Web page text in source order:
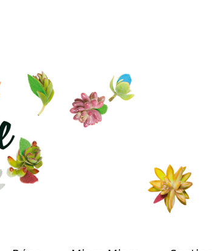
qu'on les fasse vivre…